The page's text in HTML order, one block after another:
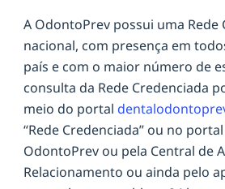
A OdontoPrev possui uma Rede
nacional, com presença em
país e com o maior número de
consulta da Rede Credenciada
meio do portal
“Rede Credenciada” ou no
OdontoPrev ou pela Central de
Relacionamento ou ainda pelo